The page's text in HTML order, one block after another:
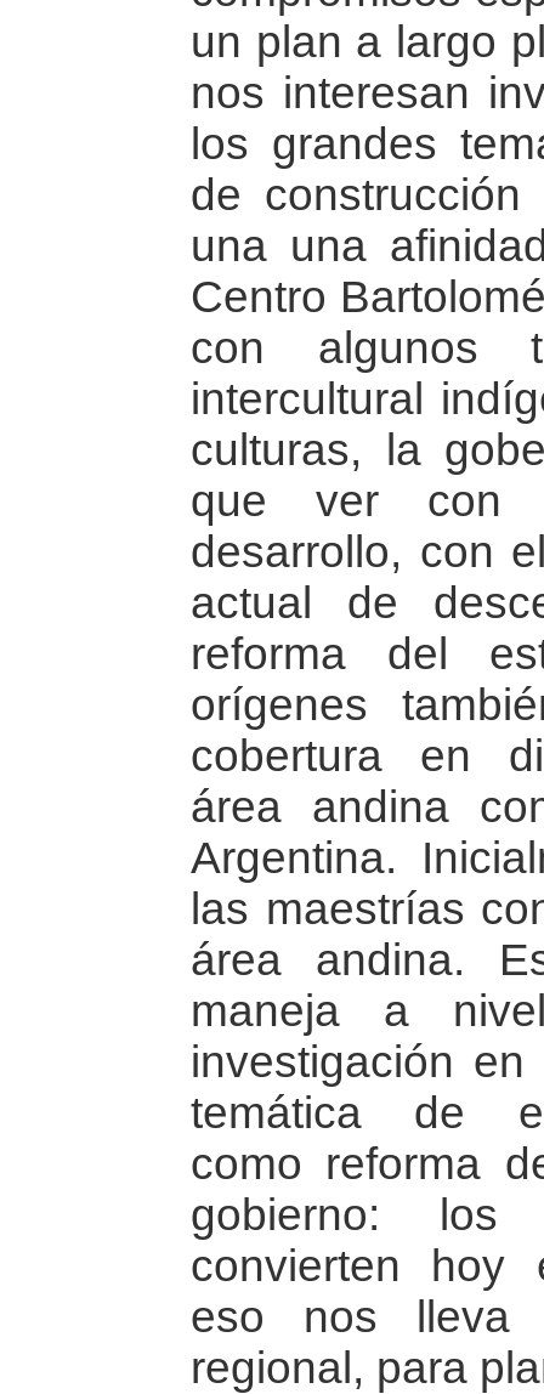
un plan a largo
nos interesan
los grandes
de
una una
Centro
con algunos
intercultural
culturas, la
que ver con
desarrollo, con
actual de
reforma del
orígenes
cobertura en
área andina
Argentina.
las maestrías
área andina.
maneja a
investigación
temática de
como reforma
gobierno: los
convierten hoy
eso nos lleva
regional, para